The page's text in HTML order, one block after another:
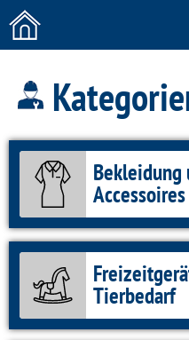
Bekleidung
Accessoires
Tierbedarf